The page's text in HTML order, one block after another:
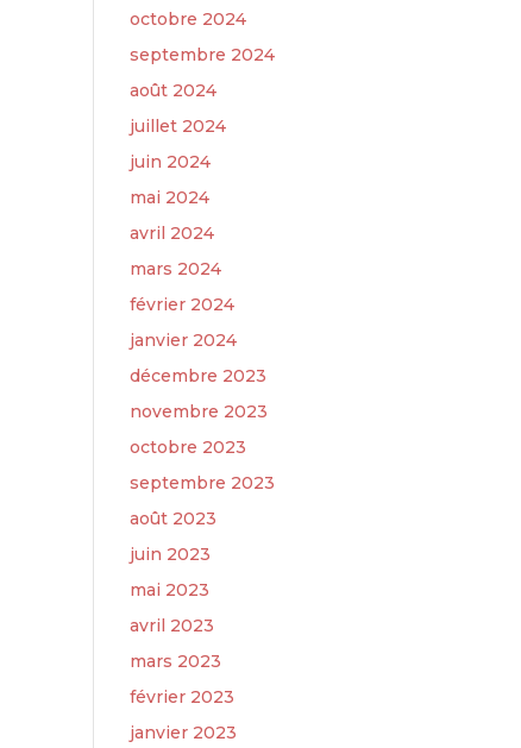
octobre 2024
septembre 2024
août 2024
juillet 2024
juin 2024
mai 2024
avril 2024
mars 2024
février 2024
janvier 2024
décembre 2023
novembre 2023
octobre 2023
septembre 2023
août 2023
juin 2023
mai 2023
avril 2023
mars 2023
février 2023
janvier 2023